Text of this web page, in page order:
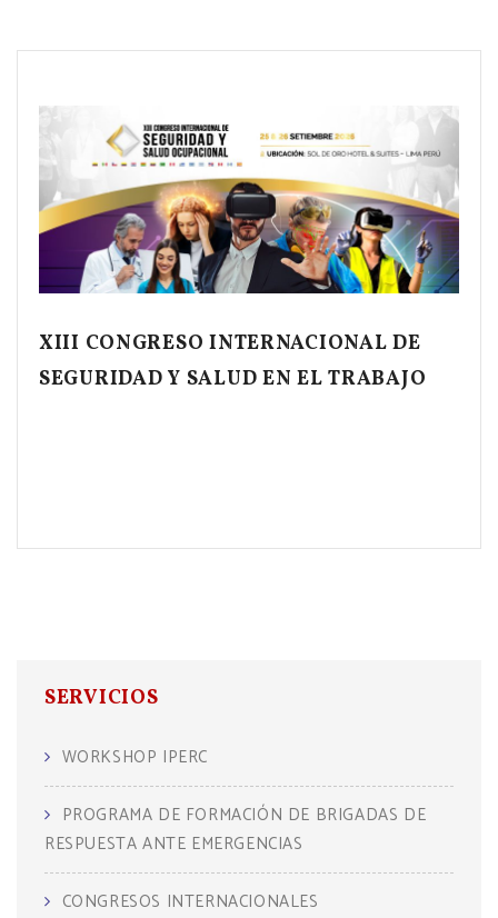
XIII CONGRESO INTERNACIONAL DE
SEGURIDAD Y SALUD EN EL TRABAJO
SERVICIOS
WORKSHOP IPERC
PROGRAMA DE FORMACIÓN DE BRIGADAS DE
RESPUESTA ANTE EMERGENCIAS
CONGRESOS INTERNACIONALES